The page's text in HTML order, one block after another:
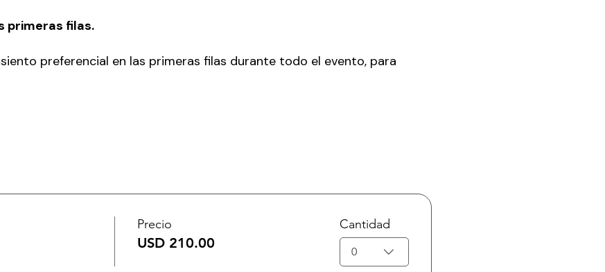
primeras filas.
preferencial en las primeras filas durante todo el evento, para
Precio
USD 210.00
Cantidad
0